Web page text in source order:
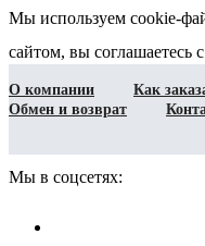
Мы используем cookie-
сайтом, вы соглашаетесь
О компании Как
Обмен и возврат
Мы в соцсетях: